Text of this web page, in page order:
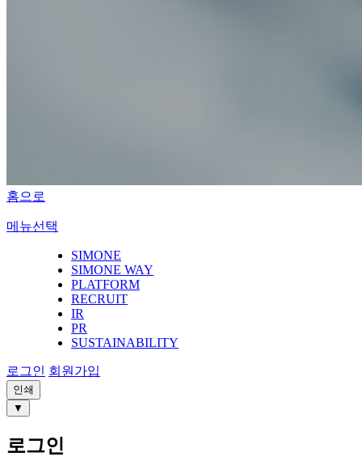
홈으로
메뉴선택
SIMONE
SIMONE WAY
PLATFORM
RECRUIT
IR
PR
SUSTAINABILITY
로그인 회원가입
인쇄
▼
로그인